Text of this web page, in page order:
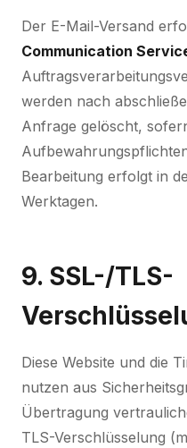
Der E-Mail-Versand
Communication
werden nach
Anfrage gelöscht,
Bearbeitung erfolgt in
Werktagen.
9. SSL-/TLS-
Diese Website und die
nutzen aus
Übertragung
TLS-Verschlüsselung